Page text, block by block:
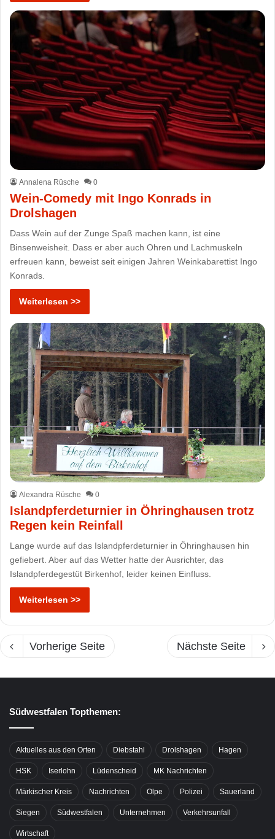
Annalena Rüsche 0
Wein-Comedy mit Ingo Konrads in
Drolshagen
Dass Wein auf der Zunge Spaß machen kann, ist eine
Binsenweisheit. Dass er aber auch Ohren und Lachmuskeln
erfreuen kann, beweist seit einigen Jahren Weinkabarettist Ingo
Konrads.
Weiterlesen >>
Alexandra Rüsche 0
Islandpferdeturnier in Öhringhausen trotz
Regen kein Reinfall
Lange wurde auf das Islandpferdeturnier in Öhringhausen hin
gefiebert. Aber auf das Wetter hatte der Ausrichter, das
Islandpferdegestüt Birkenhof, leider keinen Einfluss.
Weiterlesen >>
Vorherige Seite Nächste Seite
Südwestfalen Topthemen:
Aktuelles aus den Orten Diebstahl Drolshagen Hagen
HSK Iserlohn Lüdenscheid MK Nachrichten
Märkischer Kreis Nachrichten Olpe Polizei Sauerland
Siegen Südwestfalen Unternehmen Verkehrsunfall
Wirtschaft